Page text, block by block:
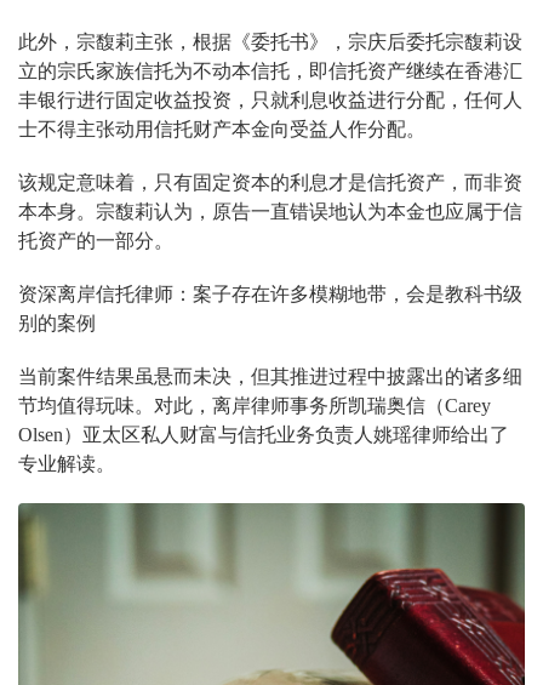
此外，宗馥莉主张，根据《委托书》，宗庆后委托宗馥莉设
立的宗氏家族信托为不动本信托，即信托资产继续在香港汇
丰银行进行固定收益投资，只就利息收益进行分配，任何人
士不得主张动用信托财产本金向受益人作分配。
该规定意味着，只有固定资本的利息才是信托资产，而非资
本本身。宗馥莉认为，原告一直错误地认为本金也应属于信
托资产的一部分。
资深离岸信托律师：案子存在许多模糊地带，会是教科书级
别的案例
当前案件结果虽悬而未决，但其推进过程中披露出的诸多细
节均值得玩味。对此，离岸律师事务所凯瑞奥信（Carey
Olsen）亚太区私人财富与信托业务负责人姚瑶律师给出了
专业解读。